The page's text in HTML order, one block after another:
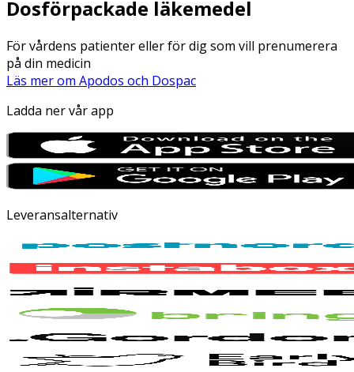
Dosförpackade läkemedel
För vårdens patienter eller för dig som vill prenumerera
på din medicin
Läs mer om Apodos och Dospac
Ladda ner vår app
Leveransalternativ